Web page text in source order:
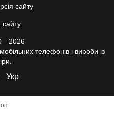
сайту
телефонів і вироби із
Укр